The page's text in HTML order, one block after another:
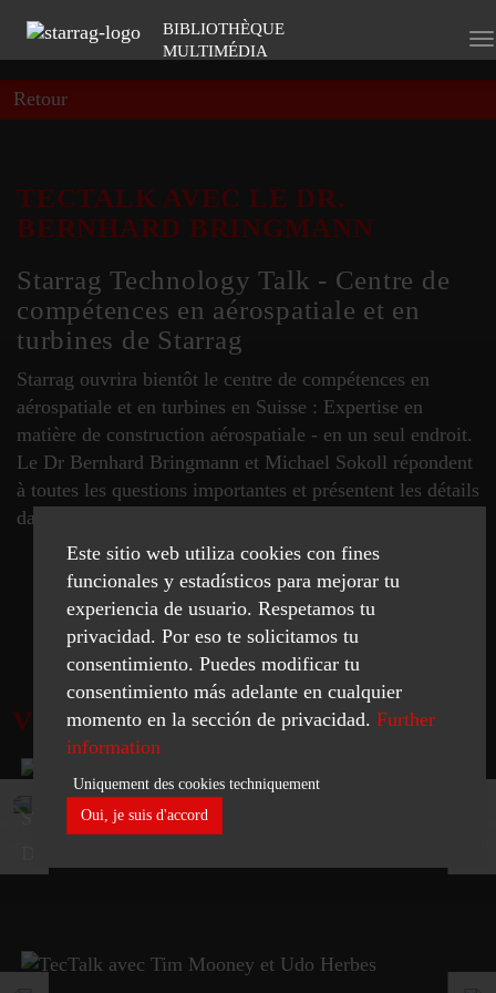
BIBLIOTHÈQUE
MULTIMÉDIA
Retour
TECTALK AVEC LE DR.
BERNHARD BRINGMANN
Starrag Technology Talk - Centre de
compétences en aérospatiale et en
turbines de Starrag
Starrag ouvrira bientôt le centre de compétences en
aérospatiale et en turbines en Suisse : Expertise en
matière de construction aérospatiale - en un seul endroit.
Le Dr Bernhard Bringmann et Michael Sokoll répondent
à toutes les questions importantes et présentent les détails
dans le tout dernier TecTalk.
REGARDER MAINTENANT
VIDEOS
STC 800
Este sitio web utiliza cookies con fines
funcionales y estadísticos para mejorar tu
experiencia de usuario. Respetamos tu
privacidad. Por eso te solicitamos tu
consentimiento. Puedes modificar tu
consentimiento más adelante en cualquier
momento en la sección de privacidad. Further
information
Oui, je suis d'accord
Uniquement des cookies techniquement
ACCEPT SELECTED